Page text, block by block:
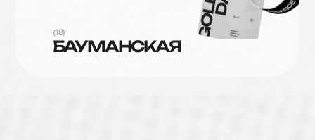
(18)
БАУМАНСКАЯ